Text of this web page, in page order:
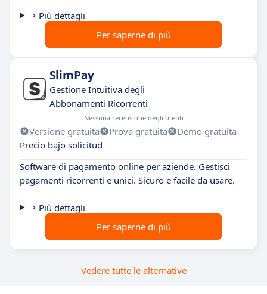
Più dettagli
Per saperne di più
SlimPay
Gestione Intuitiva degli
Abbonamenti Ricorrenti
Nessuna recensione degli utenti
Versione gratuita Prova gratuita
Demo gratuita
Precio bajo solicitud
Software di pagamento online per aziende. Gestisci
pagamenti ricorrenti e unici. Sicuro e facile da usare.
Più dettagli
Per saperne di più
Vedere tutte le alternative